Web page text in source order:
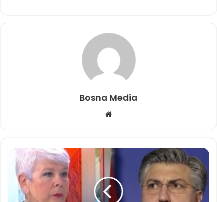
Bosna Media
Website